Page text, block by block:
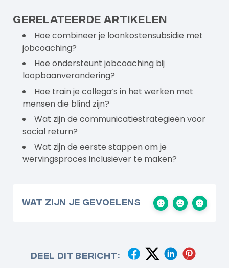
Gerelateerde artikelen
Hoe combineer je loonkostensubsidie met
jobcoaching?
Hoe ondersteunt jobcoaching bij
loopbaanverandering?
Hoe train je collega’s in het werken met
mensen die blind zijn?
Wat zijn de communicatiestrategieën voor
social return?
Wat zijn de eerste stappen om je
wervingsproces inclusiever te maken?
Wat zijn je gevoelens
Deel dit bericht: